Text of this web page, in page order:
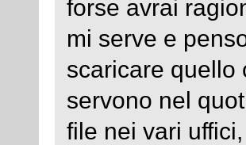
forse avrai
mi serve e
scaricare quello
servono nel
file nei vari